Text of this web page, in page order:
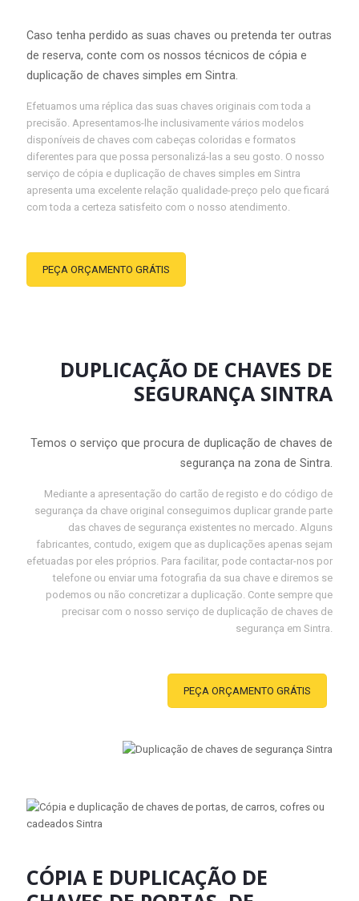
Caso tenha perdido as suas chaves ou pretenda ter outras
de reserva, conte com os nossos técnicos de cópia e
duplicação de chaves simples em Sintra.
Efetuamos uma réplica das suas chaves originais com toda a
precisão. Apresentamos-lhe inclusivamente vários modelos
disponíveis de chaves com cabeças coloridas e formatos
diferentes para que possa personalizá-las a seu gosto. O nosso
serviço de cópia e duplicação de chaves simples em Sintra
apresenta uma excelente relação qualidade-preço pelo que ficará
com toda a certeza satisfeito com o nosso atendimento.
PEÇA ORÇAMENTO GRÁTIS
DUPLICAÇÃO DE CHAVES DE
SEGURANÇA SINTRA
Temos o serviço que procura de duplicação de chaves de
segurança na zona de Sintra.
Mediante a apresentação do cartão de registo e do código de
segurança da chave original conseguimos duplicar grande parte
das chaves de segurança existentes no mercado. Alguns
fabricantes, contudo, exigem que as duplicações apenas sejam
efetuadas por eles próprios. Para facilitar, pode contactar-nos por
telefone ou enviar uma fotografia da sua chave e diremos se
podemos ou não concretizar a duplicação. Conte sempre que
precisar com o nosso serviço de duplicação de chaves de
segurança em Sintra.
PEÇA ORÇAMENTO GRÁTIS
CÓPIA E DUPLICAÇÃO DE